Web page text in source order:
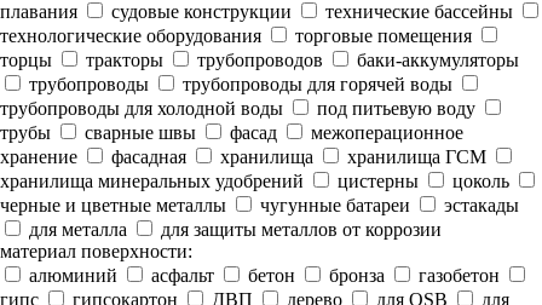
плавания
судовые конструкции
технические бассейны
технологические оборудования
торговые помещения
торцы
тракторы трубопроводов
баки-аккумуляторы
трубопроводы
трубопроводы для горячей воды
трубопроводы для холодной воды
под питьевую воду
трубы
сварные швы фасад
межоперационное
хранение
фасадная хранилища
хранилища ГСМ
хранилища минеральных удобрений
цистерны
цоколь
черные и цветные металлы
чугунные батареи
эстакады
для металла
для защиты металлов от коррозии
материал поверхности:
алюминий
асфальт бетон бронза
газобетон
гипс
гипсокартон ДВП дерево для OSB
для